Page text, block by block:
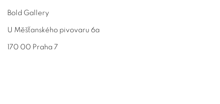
Bold Gallery
U Měšťanského pivovaru 6a
170 00 Praha 7